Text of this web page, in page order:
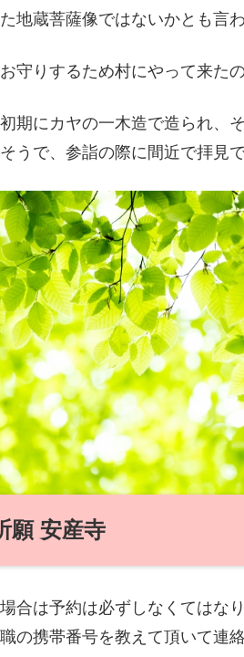
地蔵菩薩像ではないかとも言わ
守りするため村にやって来た
期にカヤの一木造で造られ、
うで、参詣の際に間近で拝見
願 安産寺
合は予約は必ずしなくてはな
の携帯番号を教えて頂いて連